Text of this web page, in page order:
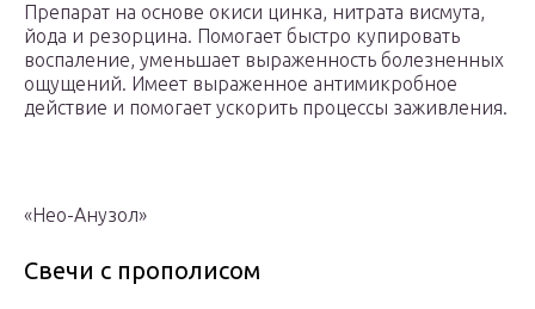
Препарат на основе окиси цинка, нитрата висмута,
йода и резорцина. Помогает быстро купировать
воспаление, уменьшает выраженность болезненных
ощущений. Имеет выраженное антимикробное
действие и помогает ускорить процессы заживления.
«Нео-Анузол»
Свечи с прополисом